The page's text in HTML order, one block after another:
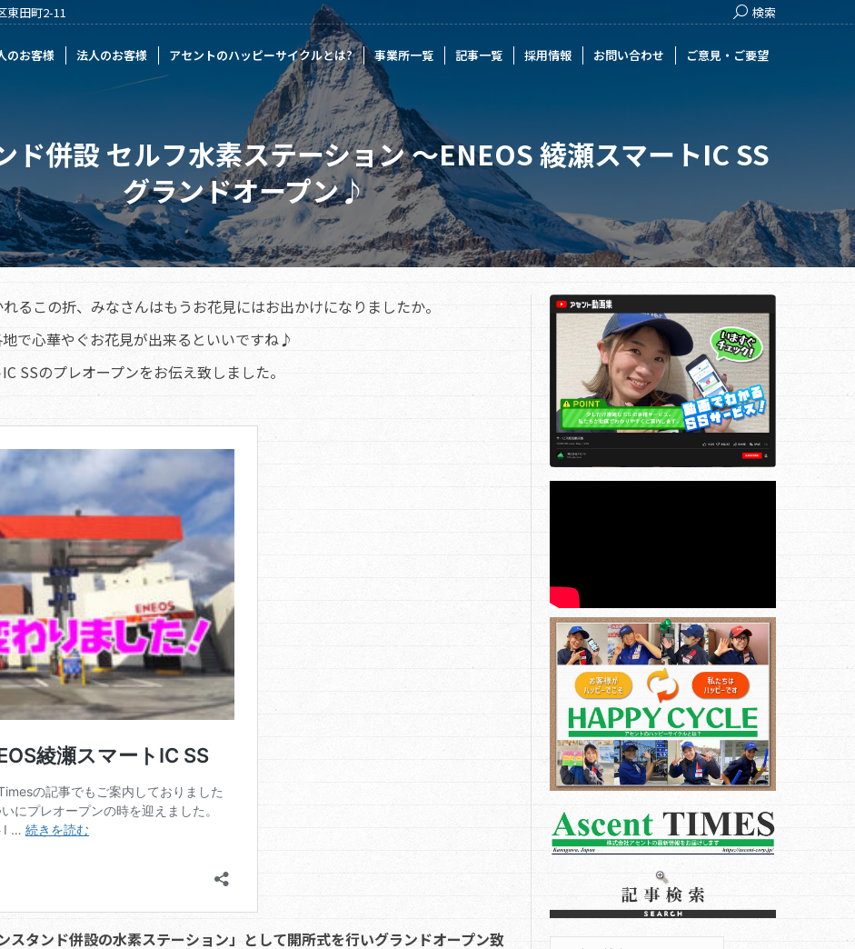
東田町2-11 Search:
検索
のお客様 法人のお客様 アセントのハッピーサイクルとは? 事業所一覧 記事一覧 採用情報 お問い合わせ ご意見・ご要望
ド併設 セルフ水素ステーション ～ENEOS 綾瀬スマートIC SS
グランドオープン♪
るこの折、みなさんはもうお花見にはお出かけになりましたか。
で心華やぐお花見が出来るといいですね♪
SSのプレオープンをお伝え致しました。
スタンド併設の水素ステーション」として開所式を行いグランドオープン致
のお客様 事業所一覧